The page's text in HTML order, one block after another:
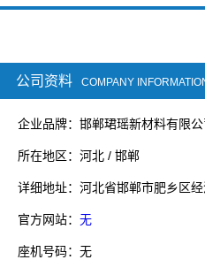
公司资料 COMPANY
企业品牌：邯郸珺瑶新材料有限公
所在地区：河北 / 邯郸
详细地址：河北省邯郸市肥乡区
官方网站： 无
座机号码：无